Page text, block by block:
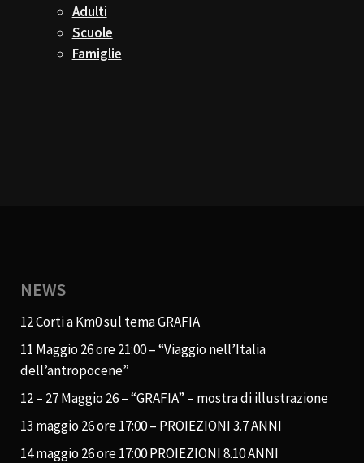
Adulti
Scuole
Famiglie
NEWS
12 Corti a Km0 sul tema GRAFIA
11 Maggio 26 ore 21:00 – “Viaggio nell’Italia
dell’antropocene”
12 – 27 Maggio 26 – “GRAFIA” – mostra di illustrazione
13 maggio 26 ore 17:00 – PROIEZIONI 3.7 ANNI
14 maggio 26 ore 17:00 PROIEZIONI 8.10 ANNI